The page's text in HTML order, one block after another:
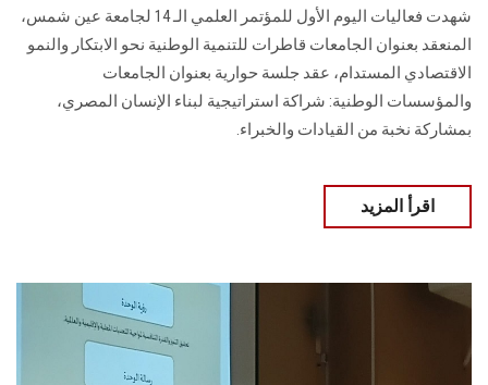
شهدت فعاليات اليوم الأول للمؤتمر العلمي الـ 14 لجامعة عين شمس،
المنعقد بعنوان الجامعات قاطرات للتنمية الوطنية نحو الابتكار والنمو
الاقتصادي المستدام، عقد جلسة حوارية بعنوان الجامعات
والمؤسسات الوطنية: شراكة استراتيجية لبناء الإنسان المصري،
بمشاركة نخبة من القيادات والخبراء.
اقرأ المزيد